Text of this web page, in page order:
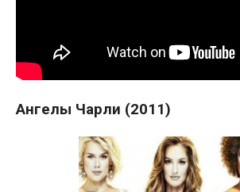
Ангелы Чарли (2011)